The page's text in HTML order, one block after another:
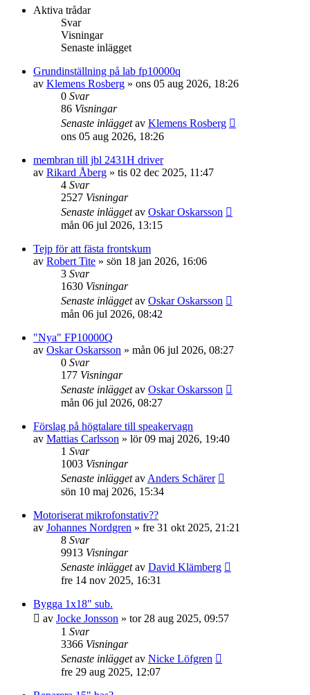
Aktiva trådar
Svar
Visningar
Senaste inlägget
Grundinställning på lab fp10000q
av Klemens Rosberg » ons 05 aug 2026, 18:26
0 Svar
86 Visningar
Senaste inläggetav Klemens Rosberg
ons 05 aug 2026, 18:26
membran till jbl 2431H driver
av Rikard Åberg » tis 02 dec 2025, 11:47
4 Svar
2527 Visningar
Senaste inläggetav Oskar Oskarsson
mån 06 jul 2026, 13:15
Tejp för att fästa frontskum
av Robert Tite » sön 18 jan 2026, 16:06
3 Svar
1630 Visningar
Senaste inläggetav Oskar Oskarsson
mån 06 jul 2026, 08:42
"Nya" FP10000Q
av Oskar Oskarsson » mån 06 jul 2026, 08:27
0 Svar
177 Visningar
Senaste inläggetav Oskar Oskarsson
mån 06 jul 2026, 08:27
Förslag på högtalare till speakervagn
av Mattias Carlsson » lör 09 maj 2026, 19:40
1 Svar
1003 Visningar
Senaste inläggetavAnders Schärer
sön 10 maj 2026, 15:34
Motoriserat mikrofonstativ??
av Johannes Nordgren » fre 31 okt 2025, 21:21
8 Svar
9913 Visningar
Senaste inläggetav David Klämberg
fre 14 nov 2025, 16:31
Bygga 1x18" sub.
av Jocke Jonsson » tor 28 aug 2025, 09:57
1 Svar
3366 Visningar
Senaste inläggetav Nicke Löfgren
fre 29 aug 2025, 12:07